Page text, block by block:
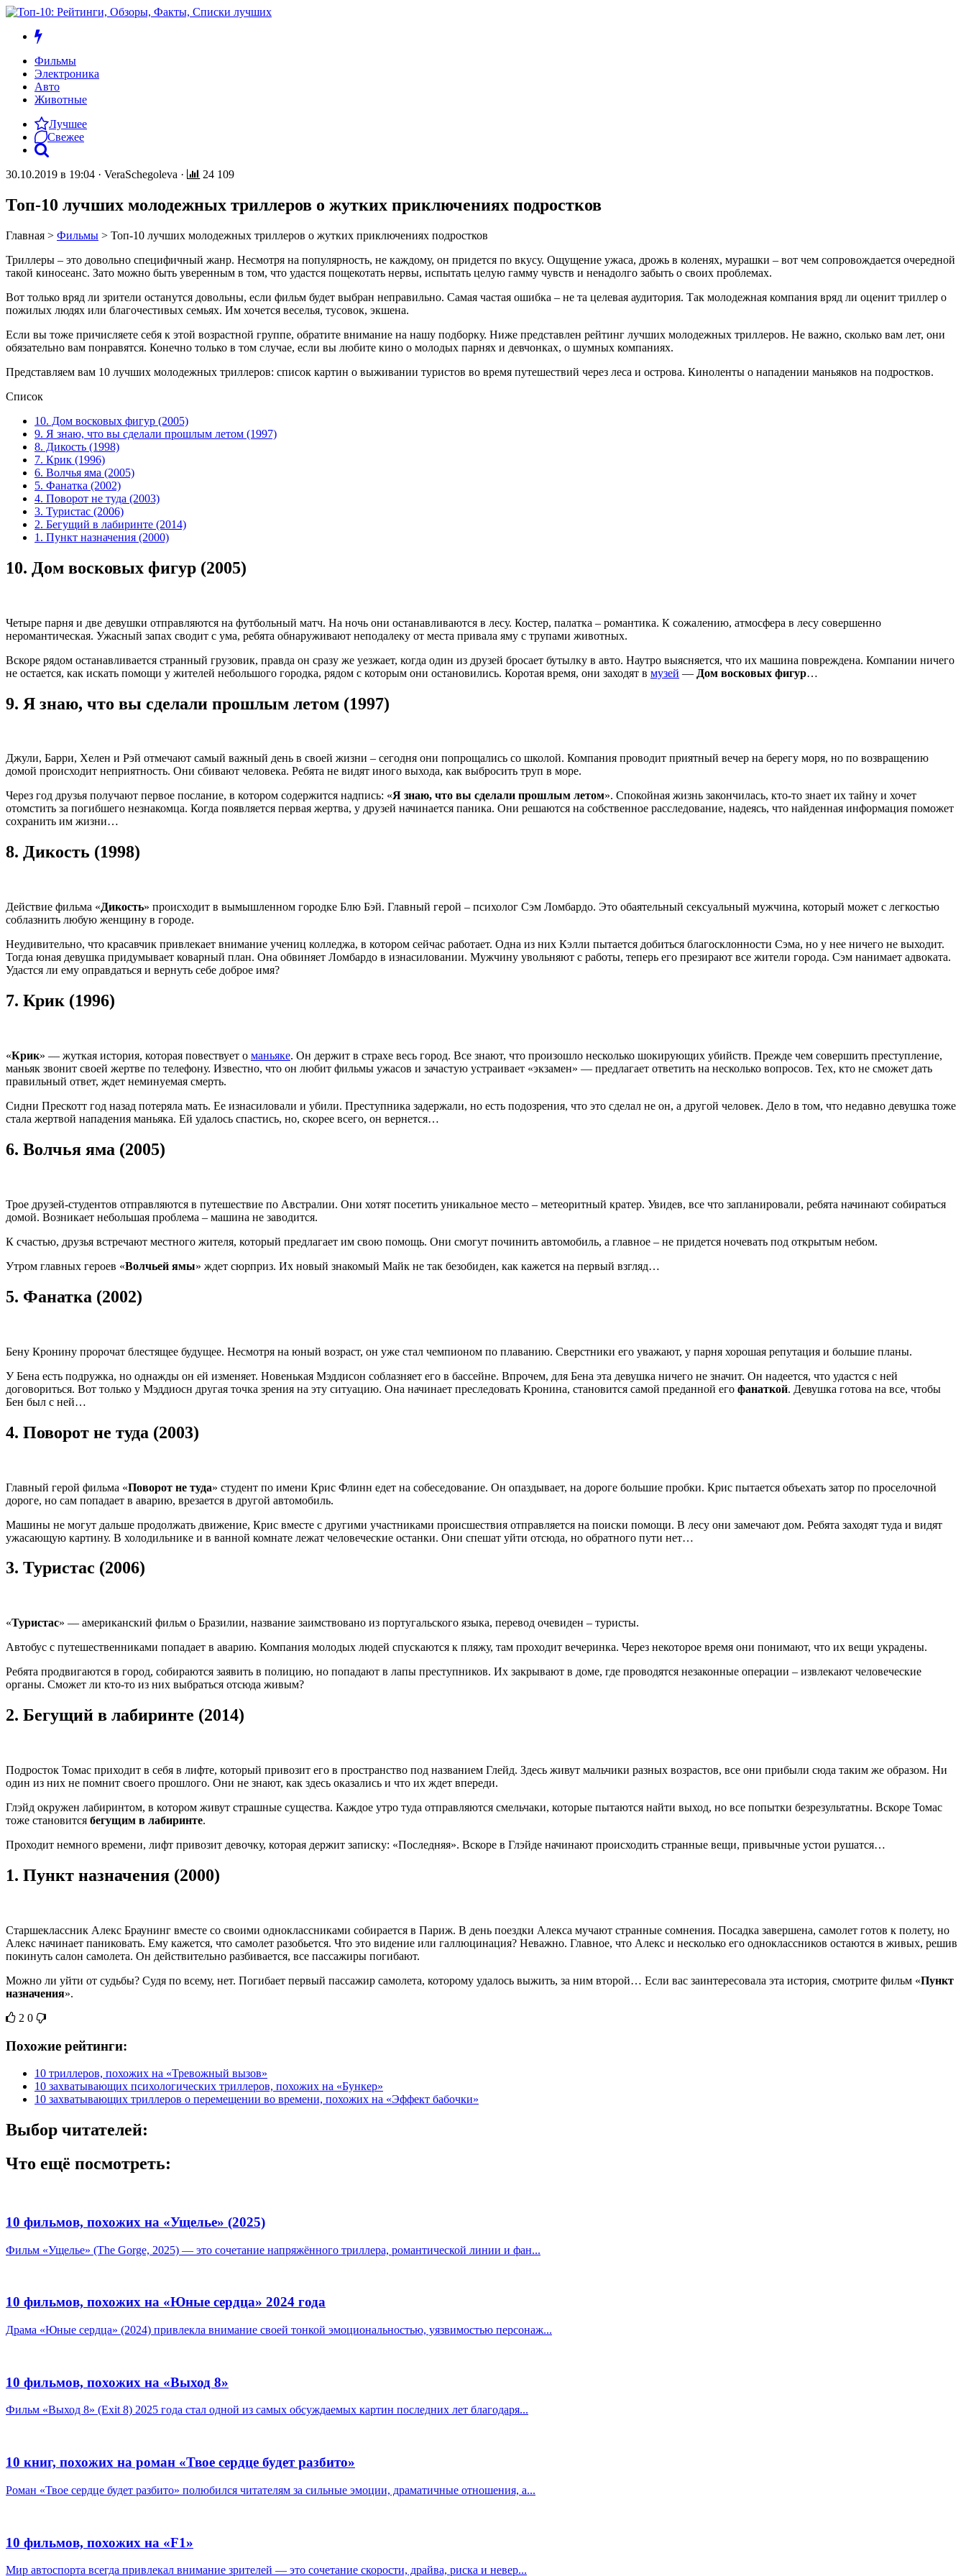
Фильмы
Электроника
Авто
Животные
Лучшее
Свежее
30.10.2019 в 19:04 · VeraSchegoleva · 24 109
Топ-10 лучших молодежных триллеров о жутких приключениях подростков
Главная > Фильмы > Топ-10 лучших молодежных триллеров о жутких приключениях подростков
Триллеры – это довольно специфичный жанр. Несмотря на популярность, не каждому, он придется по вкусу. Ощущение ужаса, дрожь в коленях, мурашки – вот чем сопровождается очередной
такой киносеанс. Зато можно быть уверенным в том, что удастся пощекотать нервы, испытать целую гамму чувств и ненадолго забыть о своих проблемах.
Вот только вряд ли зрители останутся довольны, если фильм будет выбран неправильно. Самая частая ошибка – не та целевая аудитория. Так молодежная компания вряд ли оценит триллер о
пожилых людях или благочестивых семьях. Им хочется веселья, тусовок, экшена.
Если вы тоже причисляете себя к этой возрастной группе, обратите внимание на нашу подборку. Ниже представлен рейтинг лучших молодежных триллеров. Не важно, сколько вам лет, они
обязательно вам понравятся. Конечно только в том случае, если вы любите кино о молодых парнях и девчонках, о шумных компаниях.
Представляем вам 10 лучших молодежных триллеров: список картин о выживании туристов во время путешествий через леса и острова. Киноленты о нападении маньяков на подростков.
Список
10. Дом восковых фигур (2005)
9. Я знаю, что вы сделали прошлым летом (1997)
8. Дикость (1998)
7. Крик (1996)
6. Волчья яма (2005)
5. Фанатка (2002)
4. Поворот не туда (2003)
3. Туристас (2006)
2. Бегущий в лабиринте (2014)
1. Пункт назначения (2000)
10. Дом восковых фигур (2005)
Четыре парня и две девушки отправляются на футбольный матч. На ночь они останавливаются в лесу. Костер, палатка – романтика. К сожалению, атмосфера в лесу совершенно
неромантическая. Ужасный запах сводит с ума, ребята обнаруживают неподалеку от места привала яму с трупами животных.
Вскоре рядом останавливается странный грузовик, правда он сразу же уезжает, когда один из друзей бросает бутылку в авто. Наутро выясняется, что их машина повреждена. Компании ничего
не остается, как искать помощи у жителей небольшого городка, рядом с которым они остановились. Коротая время, они заходят в музей — Дом восковых фигур…
9. Я знаю, что вы сделали прошлым летом (1997)
Джули, Барри, Хелен и Рэй отмечают самый важный день в своей жизни – сегодня они попрощались со школой. Компания проводит приятный вечер на берегу моря, но по возвращению
домой происходит неприятность. Они сбивают человека. Ребята не видят иного выхода, как выбросить труп в море.
Через год друзья получают первое послание, в котором содержится надпись: «Я знаю, что вы сделали прошлым летом». Спокойная жизнь закончилась, кто-то знает их тайну и хочет
отомстить за погибшего незнакомца. Когда появляется первая жертва, у друзей начинается паника. Они решаются на собственное расследование, надеясь, что найденная информация поможет
сохранить им жизни…
8. Дикость (1998)
Действие фильма «Дикость» происходит в вымышленном городке Блю Бэй. Главный герой – психолог Сэм Ломбардо. Это обаятельный сексуальный мужчина, который может с легкостью
соблазнить любую женщину в городе.
Неудивительно, что красавчик привлекает внимание учениц колледжа, в котором сейчас работает. Одна из них Кэлли пытается добиться благосклонности Сэма, но у нее ничего не выходит.
Тогда юная девушка придумывает коварный план. Она обвиняет Ломбардо в изнасиловании. Мужчину увольняют с работы, теперь его презирают все жители города. Сэм нанимает адвоката.
Удастся ли ему оправдаться и вернуть себе доброе имя?
7. Крик (1996)
«Крик» — жуткая история, которая повествует о маньяке. Он держит в страхе весь город. Все знают, что произошло несколько шокирующих убийств. Прежде чем совершить преступление,
маньяк звонит своей жертве по телефону. Известно, что он любит фильмы ужасов и зачастую устраивает «экзамен» — предлагает ответить на несколько вопросов. Тех, кто не сможет дать
правильный ответ, ждет неминуемая смерть.
Сидни Прескотт год назад потеряла мать. Ее изнасиловали и убили. Преступника задержали, но есть подозрения, что это сделал не он, а другой человек. Дело в том, что недавно девушка тоже
стала жертвой нападения маньяка. Ей удалось спастись, но, скорее всего, он вернется…
6. Волчья яма (2005)
Трое друзей-студентов отправляются в путешествие по Австралии. Они хотят посетить уникальное место – метеоритный кратер. Увидев, все что запланировали, ребята начинают собираться
домой. Возникает небольшая проблема – машина не заводится.
К счастью, друзья встречают местного жителя, который предлагает им свою помощь. Они смогут починить автомобиль, а главное – не придется ночевать под открытым небом.
Утром главных героев «Волчьей ямы» ждет сюрприз. Их новый знакомый Майк не так безобиден, как кажется на первый взгляд…
5. Фанатка (2002)
Бену Кронину пророчат блестящее будущее. Несмотря на юный возраст, он уже стал чемпионом по плаванию. Сверстники его уважают, у парня хорошая репутация и большие планы.
У Бена есть подружка, но однажды он ей изменяет. Новенькая Мэддисон соблазняет его в бассейне. Впрочем, для Бена эта девушка ничего не значит. Он надеется, что удастся с ней
договориться. Вот только у Мэддиосн другая точка зрения на эту ситуацию. Она начинает преследовать Кронина, становится самой преданной его фанаткой. Девушка готова на все, чтобы
Бен был с ней…
4. Поворот не туда (2003)
Главный герой фильма «Поворот не туда» студент по имени Крис Флинн едет на собеседование. Он опаздывает, на дороге большие пробки. Крис пытается объехать затор по проселочной
дороге, но сам попадает в аварию, врезается в другой автомобиль.
Машины не могут дальше продолжать движение, Крис вместе с другими участниками происшествия отправляется на поиски помощи. В лесу они замечают дом. Ребята заходят туда и видят
ужасающую картину. В холодильнике и в ванной комнате лежат человеческие останки. Они спешат уйти отсюда, но обратного пути нет…
3. Туристас (2006)
«Туристас» — американский фильм о Бразилии, название заимствовано из португальского языка, перевод очевиден – туристы.
Автобус с путешественниками попадает в аварию. Компания молодых людей спускаются к пляжу, там проходит вечеринка. Через некоторое время они понимают, что их вещи украдены.
Ребята продвигаются в город, собираются заявить в полицию, но попадают в лапы преступников. Их закрывают в доме, где проводятся незаконные операции – извлекают человеческие
органы. Сможет ли кто-то из них выбраться отсюда живым?
2. Бегущий в лабиринте (2014)
Подросток Томас приходит в себя в лифте, который привозит его в пространство под названием Глейд. Здесь живут мальчики разных возрастов, все они прибыли сюда таким же образом. Ни
один из них не помнит своего прошлого. Они не знают, как здесь оказались и что их ждет впереди.
Глэйд окружен лабиринтом, в котором живут страшные существа. Каждое утро туда отправляются смельчаки, которые пытаются найти выход, но все попытки безрезультатны. Вскоре Томас
тоже становится бегущим в лабиринте.
Проходит немного времени, лифт привозит девочку, которая держит записку: «Последняя». Вскоре в Глэйде начинают происходить странные вещи, привычные устои рушатся…
1. Пункт назначения (2000)
Старшеклассник Алекс Браунинг вместе со своими одноклассниками собирается в Париж. В день поездки Алекса мучают странные сомнения. Посадка завершена, самолет готов к полету, но
Алекс начинает паниковать. Ему кажется, что самолет разобьется. Что это видение или галлюцинация? Неважно. Главное, что Алекс и несколько его одноклассников остаются в живых, решив
покинуть салон самолета. Он действительно разбивается, все пассажиры погибают.
Можно ли уйти от судьбы? Судя по всему, нет. Погибает первый пассажир самолета, которому удалось выжить, за ним второй… Если вас заинтересовала эта история, смотрите фильм «Пункт
назначения».
2 0
Похожие рейтинги:
10 триллеров, похожих на «Тревожный вызов»
10 захватывающих психологических триллеров, похожих на «Бункер»
10 захватывающих триллеров о перемещении во времени, похожих на «Эффект бабочки»
Выбор читателей:
Что ещё посмотреть:
10 фильмов, похожих на «Ущелье» (2025)
Фильм «Ущелье» (The Gorge, 2025) — это сочетание напряжённого триллера, романтической линии и фан...
10 фильмов, похожих на «Юные сердца» 2024 года
Драма «Юные сердца» (2024) привлекла внимание своей тонкой эмоциональностью, уязвимостью персонаж...
10 фильмов, похожих на «Выход 8»
Фильм «Выход 8» (Exit 8) 2025 года стал одной из самых обсуждаемых картин последних лет благодаря...
10 книг, похожих на роман «Твое сердце будет разбито»
Роман «Твое сердце будет разбито» полюбился читателям за сильные эмоции, драматичные отношения, а...
10 фильмов, похожих на «F1»
Мир автоспорта всегда привлекал внимание зрителей — это сочетание скорости, драйва, риска и невер...